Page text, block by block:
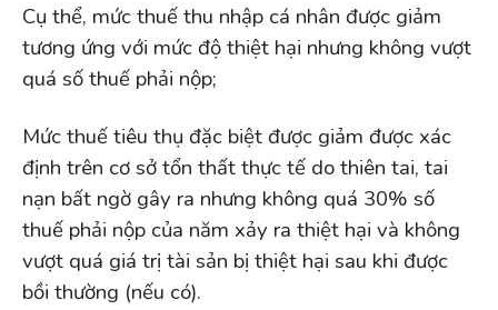
Cụ thể, mức thuế thu nhập cá nhân được giảm
tương ứng với mức độ thiệt hại nhưng không vượt
quá số thuế phải nộp;
Mức thuế tiêu thụ đặc biệt được giảm được xác
định trên cơ sở tổn thất thực tế do thiên tai, tai
nạn bất ngờ gây ra nhưng không quá 30% số
thuế phải nộp của năm xảy ra thiệt hại và không
vượt quá giá trị tài sản bị thiệt hại sau khi được
bồi thường (nếu có).